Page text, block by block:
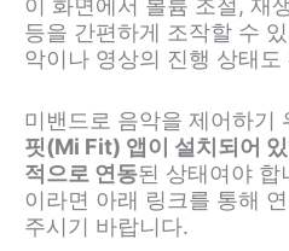
이 화면에서 볼륨 조절, 재
등을 간편하게 조작할 수
악이나 영상의 진행 상태
미밴드로 음악을 제어하기
핏(Mi Fit) 앱이 설치되어
적으로 연동된 상태여야 합
이라면 아래 링크를 통해
주시기 바랍니다.